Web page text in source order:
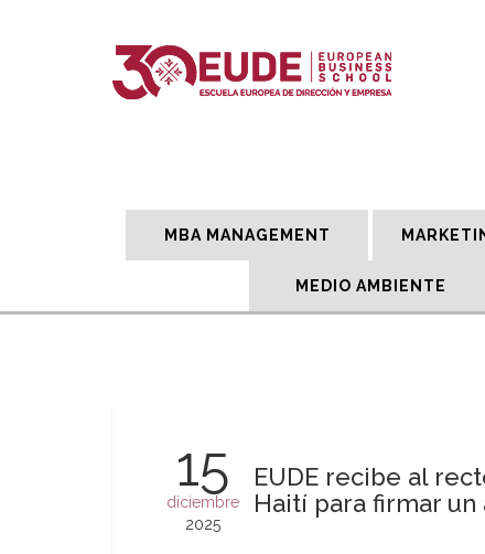
MBA MANAGEMENT
MEDIO AMBIENTE
15
diciembre
2025
EUDE recibe al
Haití para firmar